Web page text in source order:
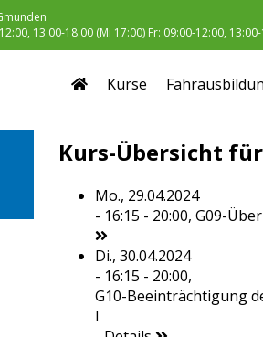
13:00-18:00 (Mi 17:00) Fr: 09:00-12:00,
Kurse
Kurs-Übersicht
Mo., 29.04.2024
- 16:15 - 20:00, G09-
Di., 30.04.2024
- 16:15 - 20:00,
G10-Beeinträchtigung
I